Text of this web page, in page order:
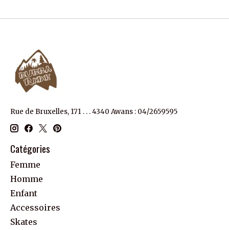
Rue de Bruxelles, 171 . . . 4340 Awans : 04/2659595
Catégories
Femme
Homme
Enfant
Accessoires
Skates